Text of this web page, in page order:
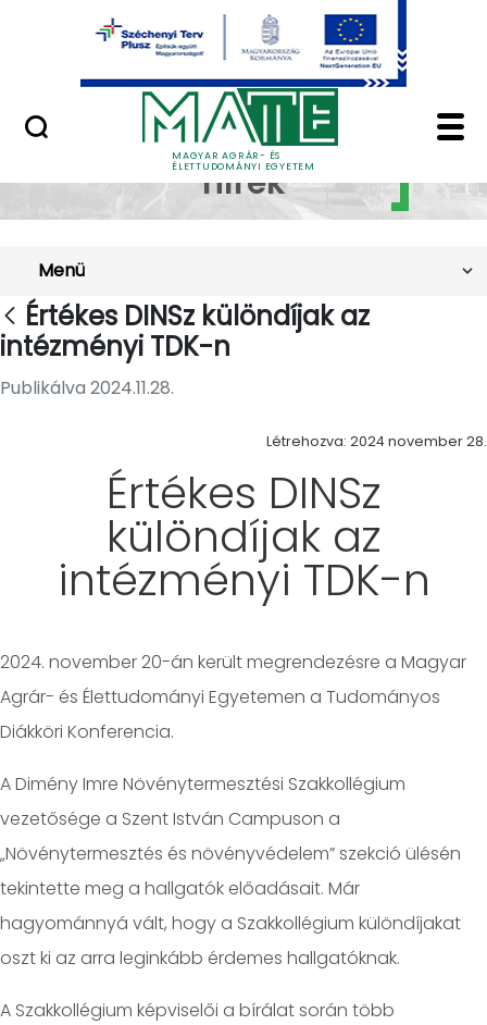
Ugrás a fő tartalomhoz
MAGYAR AGRÁR- ÉS
ÉLETTUDOMÁNYI EGYETEM
Minőségügy
Értékes DINSz
Szakkollégiumi
hírek
Menü
Értékes DINSz különdíjak az
intézményi TDK-n
Publikálva 2024.11.28.
Létrehozva: 2024 november 28.
Értékes DINSz
különdíjak az
intézményi TDK-n
2024. november 20-án került megrendezésre a Magyar
Agrár- és Élettudományi Egyetemen a Tudományos
Diákköri Konferencia.
A Dimény Imre Növénytermesztési Szakkollégium
vezetősége a Szent István Campuson a
„Növénytermesztés és növényvédelem” szekció ülésén
tekintette meg a hallgatók előadásait. Már
hagyománnyá vált, hogy a Szakkollégium különdíjakat
oszt ki az arra leginkább érdemes hallgatóknak.
A Szakkollégium képviselői a bírálat során több